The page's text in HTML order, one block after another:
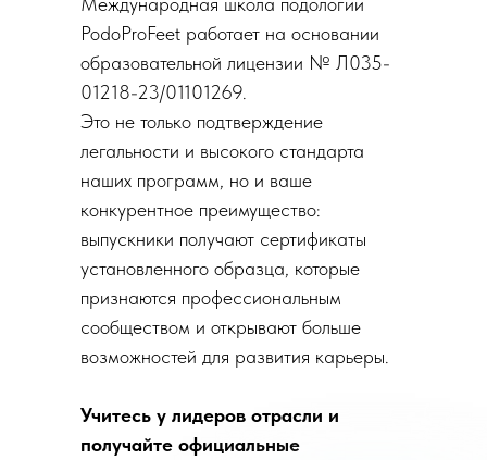
PodoProFeet работает на основании
образовательной лицензии № Л035-
01218-23/01101269.
Это не только подтверждение
легальности и высокого стандарта
наших программ, но и ваше
конкурентное преимущество:
выпускники получают сертификаты
установленного образца, которые
признаются профессиональным
сообществом и открывают больше
возможностей для развития карьеры.
Учитесь у лидеров отрасли и
получайте официальные